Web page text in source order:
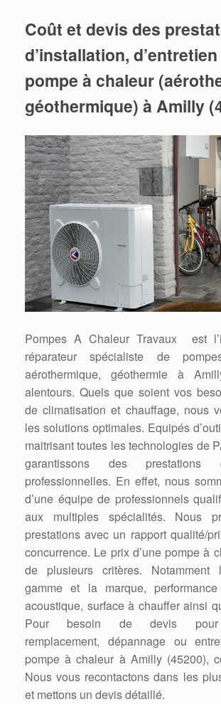
Coût et devis des
d’installation,
pompe à chaleur
géothermique) à Amilly
Pompes A Chaleur Travaux est
réparateur spécialiste de
aérothermique, géothermie à
alentours. Quels que soient vos
de climatisation et chauffage, nous
les solutions optimales. Equipés
maitrisant toutes les technologies de
garantissons des prestations
professionnelles. En effet, nous
d’une équipe de professionnels
aux multiples spécialités. Nous
prestations avec un rapport qualité/
concurrence. Le prix d’une pompe à
de plusieurs critères.
gamme et la marque,
acoustique, surface à chauffer ainsi
Pour besoin de devis pour
remplacement, dépannage ou
pompe à chaleur à Amilly (45200),
Nous vous recontactons dans les
et mettons un devis détaillé.